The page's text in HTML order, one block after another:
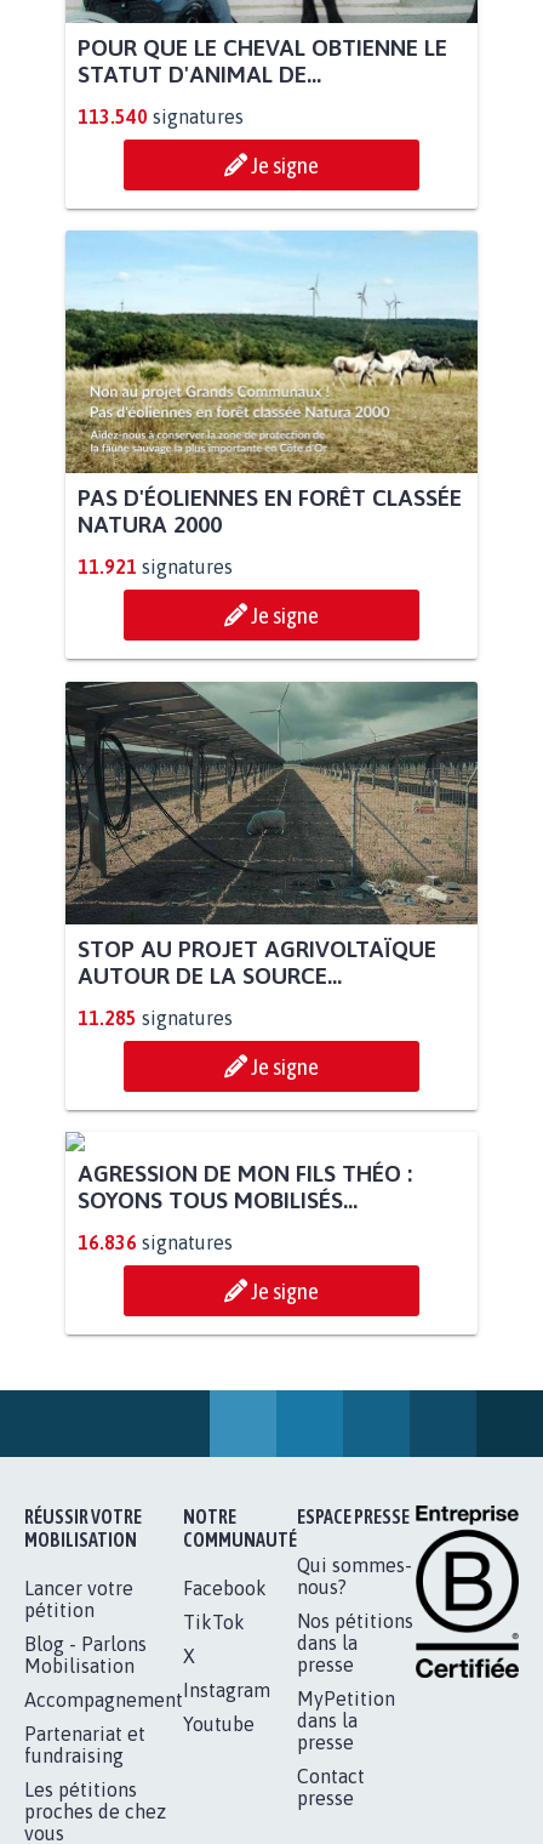
POUR QUE LE CHEVAL OBTIENNE LE
STATUT D'ANIMAL DE...
113.540 signatures
Je signe
PAS D'ÉOLIENNES EN FORÊT CLASSÉE
NATURA 2000
11.921 signatures
Je signe
STOP AU PROJET AGRIVOLTAÏQUE
AUTOUR DE LA SOURCE...
11.285 signatures
Je signe
AGRESSION DE MON FILS THÉO :
Je signe
RÉUSSIR VOTRE
MOBILISATION
Lancer votre
pétition
ESPACE PRESSE
Qui sommes-
nous?